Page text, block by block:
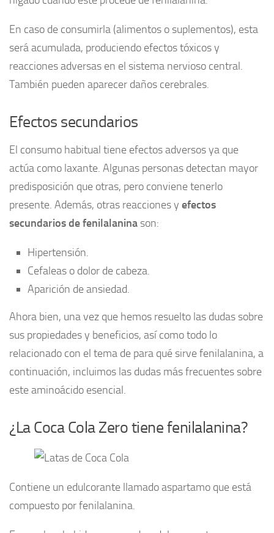
En caso de consumirla (alimentos o suplementos), esta
será acumulada, produciendo efectos tóxicos y
reacciones adversas en el sistema nervioso central.
También pueden aparecer daños cerebrales.
Efectos secundarios
El consumo habitual tiene efectos adversos ya que
actúa como laxante. Algunas personas detectan mayor
predisposición que otras, pero conviene tenerlo
presente. Además, otras reacciones y efectos
secundarios de fenilalanina son:
Hipertensión.
Cefaleas o dolor de cabeza.
Aparición de ansiedad.
Ahora bien, una vez que hemos resuelto las dudas sobre
sus propiedades y beneficios, así como todo lo
relacionado con el tema de para qué sirve fenilalanina, a
continuación, incluimos las dudas más frecuentes sobre
este aminoácido esencial.
¿La Coca Cola Zero tiene fenilalanina?
Contiene un edulcorante llamado aspartamo que está
compuesto por fenilalanina.